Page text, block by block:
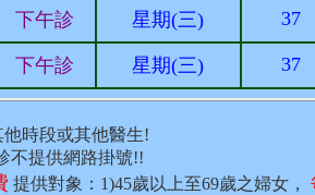
下午診 星期(三) 37
下午診 星期(三) 37
時段或其他醫生!
不提供網路掛號!!
提供對象：1)45歲以上至69歲之婦女，